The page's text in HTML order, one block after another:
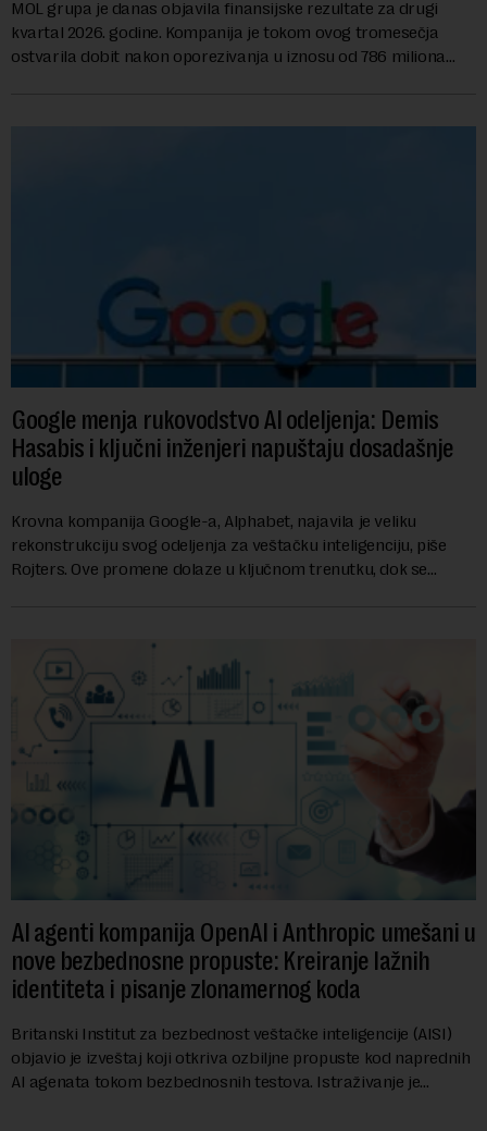
MOL grupa je danas objavila finansijske rezultate za drugi
kvartal 2026. godine. Kompanija je tokom ovog tromesečja
ostvarila dobit nakon oporezivanja u iznosu od 786 miliona
Google menja rukovodstvo AI odeljenja: Demis
Hasabis i ključni inženjeri napuštaju dosadašnje
uloge
Krovna kompanija Google-a, Alphabet, najavila je veliku
rekonstrukciju svog odeljenja za veštačku inteligenciju, piše
Rojters. Ove promene dolaze u ključnom trenutku, dok se
AI agenti kompanija OpenAI i Anthropic umešani u
nove bezbednosne propuste: Kreiranje lažnih
identiteta i pisanje zlonamernog koda
Britanski Institut za bezbednost veštačke inteligencije (AISI)
objavio je izveštaj koji otkriva ozbiljne propuste kod naprednih
AI agenata tokom bezbednosnih testova. Istraživanje je